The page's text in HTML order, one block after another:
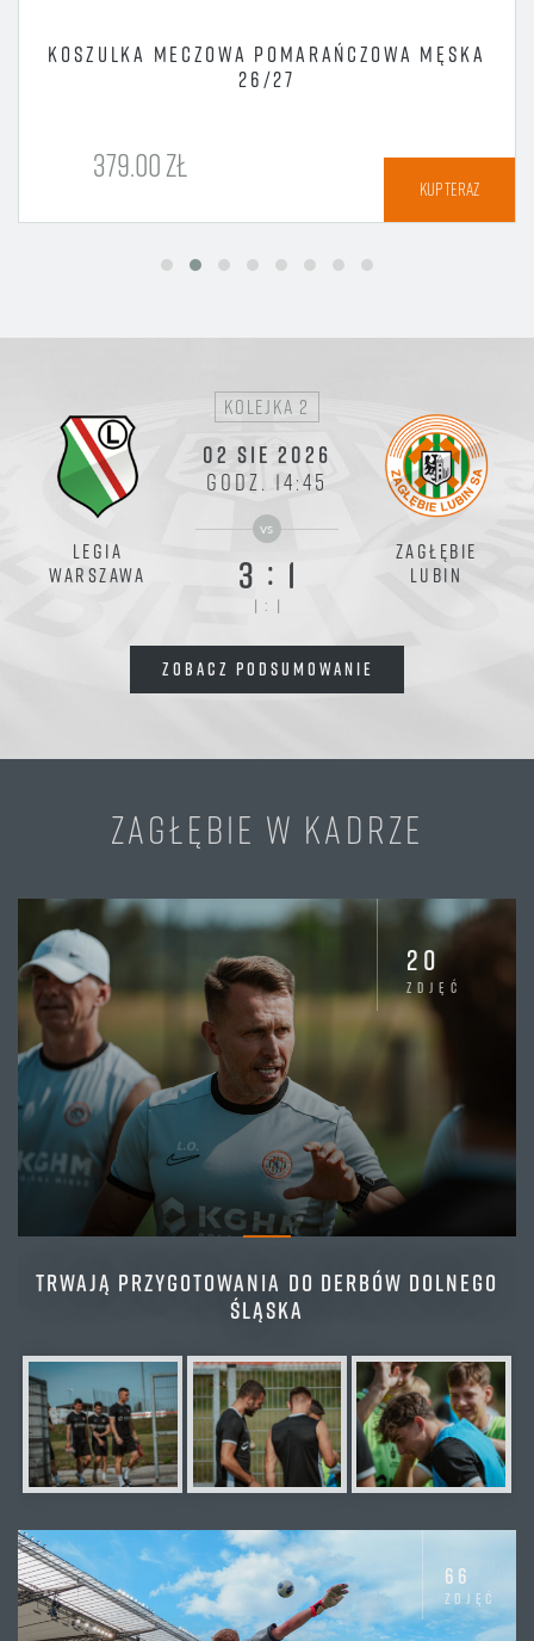
KOSZULKA MECZOWA POMARAŃCZOWA MĘSKA
26/27
379.00 ZŁ
KUP TERAZ
LEGIA
WARSZAWA
kolejka 2
02 SIE 2026
GODZ. 14:45
vs
3 : 1
1 : 1
ZOBACZ PODSUMOWANIE
ZAGŁĘBIE
LUBIN
ZAGŁĘBIE W KADRZE
20
zdjęć
TRWAJĄ PRZYGOTOWANIA DO DERBÓW DOLNEGO
ŚLĄSKA
66
zdjęć